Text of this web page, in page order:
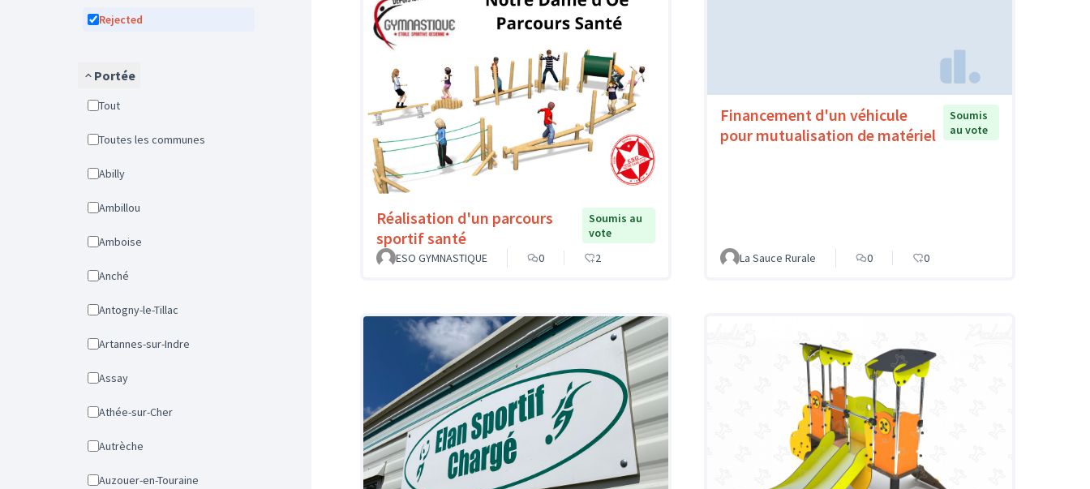
Rejected
Portée
Tout
Toutes les communes
Abilly
Ambillou
Amboise
Anché
Antogny-le-Tillac
Artannes-sur-Indre
Assay
Athée-sur-Cher
Autrèche
Auzouer-en-Touraine
Réalisation d'un parcours
sportif santé
Soumis au
vote
ESO GYMNASTIQUE
0 2
Financement d'un véhicule
pour mutualisation de matériel
Soumis
au vote
La Sauce Rurale 0 0